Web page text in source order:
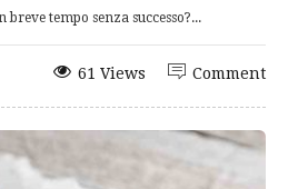
tempo senza successo?...
Comment
61 Views